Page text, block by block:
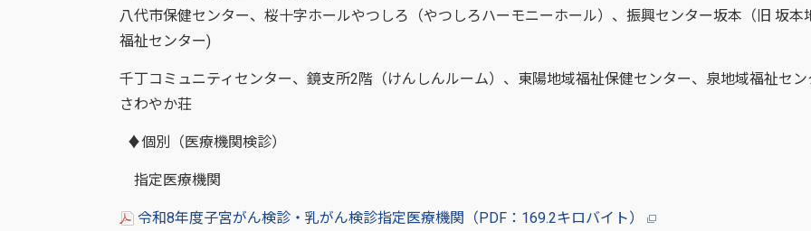
八代市保健センター、桜十字ホールやつしろ（やつしろハーモニーホール）、振興センター坂本（旧 坂本
福祉センター)
千丁コミュニティセンター、鏡支所2階（けんしんルーム）、東陽地域福祉保健センター、泉地域福祉セン
さわやか荘
♦個別（医療機関検診）
指定医療機関
令和8年度子宮がん検診・乳がん検診指定医療機関（PDF：169.2キロバイト）